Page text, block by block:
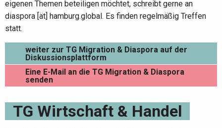
eigenen Themen beteiligen möchtet, schreibt gerne an
diaspora [ät] hamburg.global. Es finden regelmäßig Treffen
statt.
weiter zur TG Migration & Diaspora auf der
Diskussionsplattform
Eine E-Mail an die TG Migration & Diaspora
senden
TG Wirtschaft & Handel